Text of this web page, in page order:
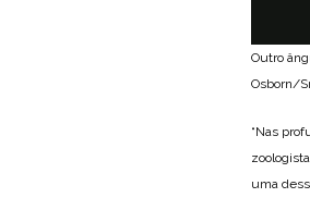
Outro
Osborn/
“Nas
uma